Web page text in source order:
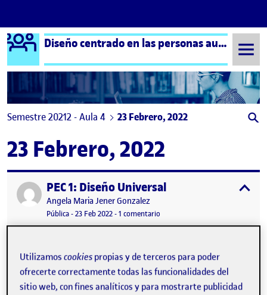
Saltar al contenido
Logo Ágora Diseño centrado en las personas aula 4
Semestre 20212 - Aula 4 23 Febrero, 2022
23 Febrero, 2022
Publicado porPEC 1: Diseño Universal
Publicado por
Angela Maria Jener Gonzalez
Visibilidad:
Pública-Fecha de publicación
23 Feb 202211 abril, 2023 8:58 am
-1 comentario
ESPACIO ESCOGIDO: Mi Oficina
Utilizamoscookies propias y de terceros para poder
ofrecerte correctamente todas las funcionalidades del
sitio web, con fines analíticos y para mostrarte publicidad